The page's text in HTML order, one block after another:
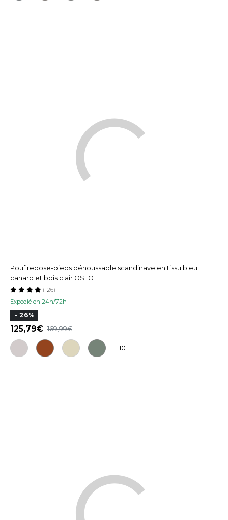
Pouf repose-pieds déhoussable scandinave en tissu bleu
canard et bois clair OSLO
Expedié en 24h/72h
(126)
- 26%
125,79 169,99
+ 10